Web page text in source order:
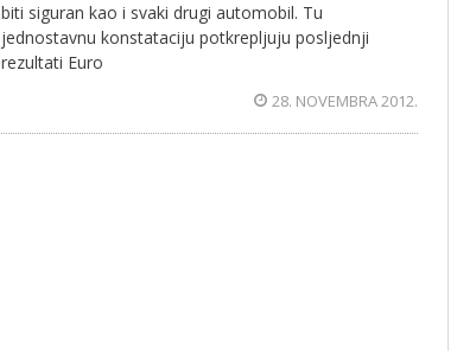
biti siguran kao i svaki drugi automobil. Tu
jednostavnu konstataciju potkrepljuju posljednji
rezultati Euro
28. NOVEMBRA 2012.